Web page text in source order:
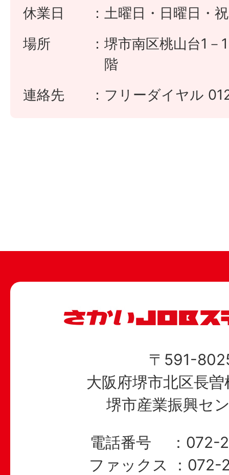
休業日
土曜日・日曜日・
場所
堺市南区桃山台1
階
連絡先
フリーダイヤル
〒591-
大阪府堺市北区長
堺市産業振興セ
電話番号
072-
ファックス
072-